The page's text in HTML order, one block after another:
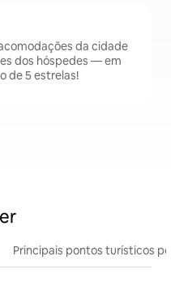
da cidade
dos hóspedes — em
de 5 estrelas!
Principais pontos turísticos